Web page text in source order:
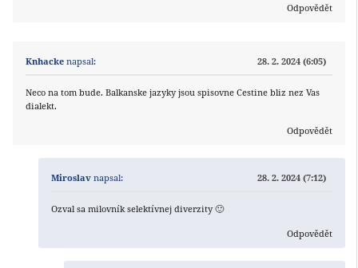
Odpovědět
Knhacke napsal: 28. 2. 2024 (6:05)
Neco na tom bude. Balkanske jazyky jsou spisovne Cestine bliz nez Vas
dialekt.
Odpovědět
Miroslav napsal: 28. 2. 2024 (7:12)
Ozval sa milovník selektívnej diverzity 🙂
Odpovědět